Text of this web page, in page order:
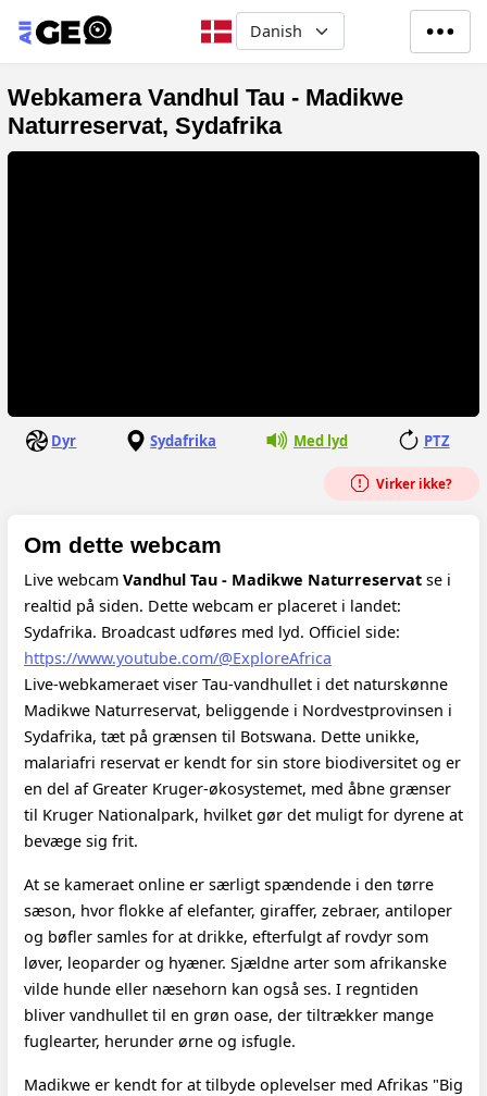
Gå til hovedindhold
Select your language
Webkamera Vandhul Tau - Madikwe
Naturreservat, Sydafrika
Dyr Sydafrika Med lyd PTZ
Virker ikke?
Om dette webcam
Live webcam Vandhul Tau - Madikwe Naturreservat se i
realtid på siden. Dette webcam er placeret i landet:
Sydafrika. Broadcast udføres med lyd. Officiel side:
https://www.youtube.com/@ExploreAfrica
Live-webkameraet viser Tau-vandhullet i det naturskønne
Madikwe Naturreservat, beliggende i Nordvestprovinsen i
Sydafrika, tæt på grænsen til Botswana. Dette unikke,
malariafri reservat er kendt for sin store biodiversitet og er
en del af Greater Kruger-økosystemet, med åbne grænser
til Kruger Nationalpark, hvilket gør det muligt for dyrene at
bevæge sig frit.
At se kameraet online er særligt spændende i den tørre
sæson, hvor flokke af elefanter, giraffer, zebraer, antiloper
og bøfler samles for at drikke, efterfulgt af rovdyr som
løver, leoparder og hyæner. Sjældne arter som afrikanske
vilde hunde eller næsehorn kan også ses. I regntiden
bliver vandhullet til en grøn oase, der tiltrækker mange
fuglearter, herunder ørne og isfugle.
Madikwe er kendt for at tilbyde oplevelser med Afrikas "Big